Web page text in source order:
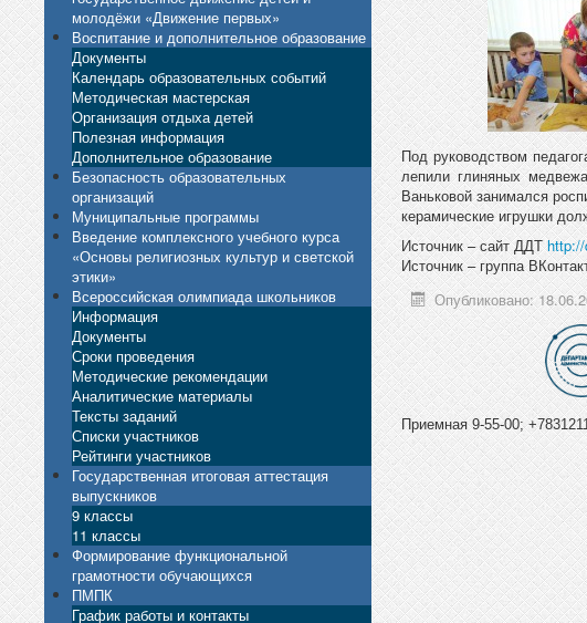
молодёжи «Движение первых»
Воспитание и дополнительное образование
Документы
Календарь образовательных событий
Методическая мастерская
Организация отдыха детей
Полезная информация
Дополнительное образование
Безопасность образовательных
организаций
Муниципальные программы
Введение комплексного учебного курса
«Основы религиозных культур и светской
этики»
Всероссийская олимпиада школьников
Информация
Документы
Сроки проведения
Методические рекомендации
Аналитические материалы
Тексты заданий
Списки участников
Рейтинги участников
Государственная итоговая аттестация
выпускников
9 классы
11 классы
Формирование функциональной
грамотности обучающихся
ПМПК
График работы и контакты
Под руководством
лепили глиняных
Ваньковой занимался
керамические игрушки
Источник – сайт ДДТhttp://
Источник – группа
Опубликовано:
Приемная 9-55-00;